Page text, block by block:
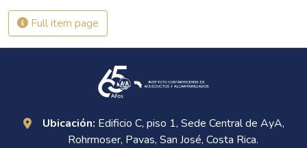
Full item page
Ubicación: Edificio C, piso 1, Sede Central de AyA,
Rohrmoser, Pavas, San José, Costa Rica.